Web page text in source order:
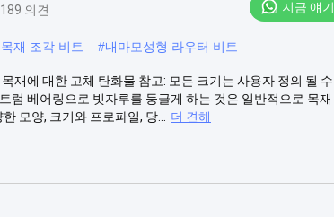
189 의견 지금 얘
재 조각 비트 #내마모성형 라우터 비트
재에 대한 고체 탄화물 참고: 모든 크기는 사용자 정의 될
럼 베어링으로 빗자루를 둥글게 하는 것은 일반적으로 목
모양, 크기와 프로파일, 당...
더 견해